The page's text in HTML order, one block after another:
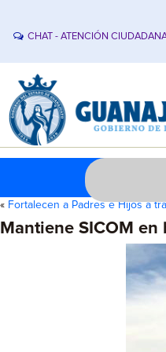
CHAT - ATENCIÓN
« Fortalecen a Padres e Hijos a
Mantiene SICOM